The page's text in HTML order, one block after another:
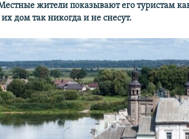
жители показывают его туристам
их дом так никогда и не снесут.